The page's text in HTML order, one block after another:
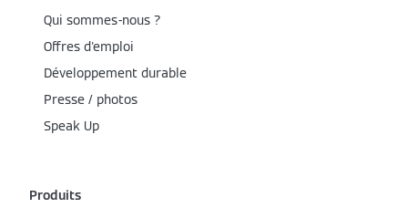
Qui sommes-nous ?
Offres d'emploi
Développement durable
Presse / photos
Speak Up
Produits